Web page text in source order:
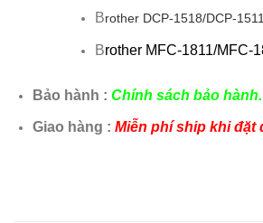
Brother DCP-1518/DCP-
Brother MFC-1811/MFC-
Bảo hành : Chính sách bảo hành.
Giao hàng : Miễn phí ship khi đặt